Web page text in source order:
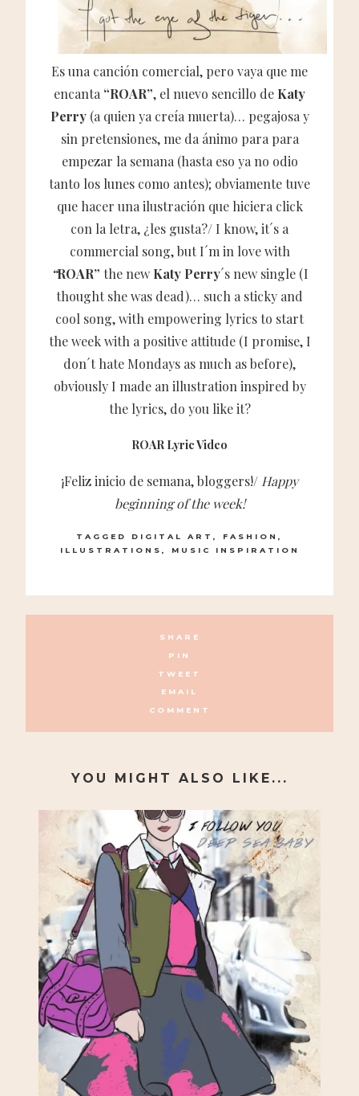
Es una canción comercial, pero vaya que me
encanta “ROAR”, el nuevo sencillo de Katy
Perry(a quien ya creía muerta)… pegajosa y
sin pretensiones, me da ánimo para para
empezar la semana (hasta eso ya no odio
tanto los lunes como antes); obviamente tuve
que hacer una ilustración que hiciera click
con la letra, ¿les gusta?/ I know, it´s a
commercial song, but I´m in love with
“ROAR” the newKaty Perry´s new single (I
thought she was dead)… such a sticky and
cool song, with empowering lyrics to start
the week with a positive attitude (I promise, I
don´t hate Mondays as much as before),
obviously I made an illustration inspired by
the lyrics, do you like it?
ROAR Lyric Video
¡Feliz inicio de semana, bloggers!/ Happy
beginning of the week!
TAGGED DIGITAL ART , FASHION ,
ILLUSTRATIONS , MUSIC INSPIRATION
SHARE
PIN
TWEET
EMAIL
COMMENT
YOU MIGHT ALSO LIKE...